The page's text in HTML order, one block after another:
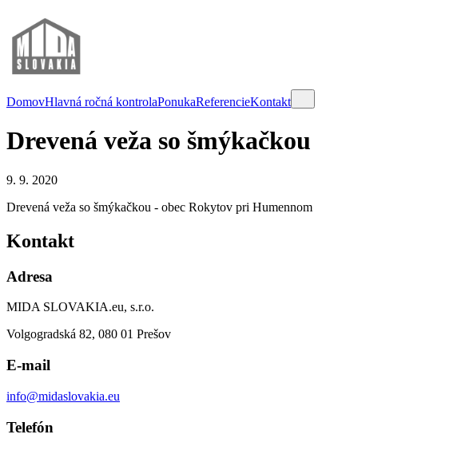
DomovHlavná ročná kontrolaPonukaReferencieKontakt
Drevená veža so šmýkačkou
9. 9. 2020
Drevená veža so šmýkačkou - obec Rokytov pri Humennom
Kontakt
Adresa
MIDA SLOVAKIA.eu, s.r.o.
Volgogradská 82, 080 01 Prešov
E-mail
info@midaslovakia.eu
Telefón